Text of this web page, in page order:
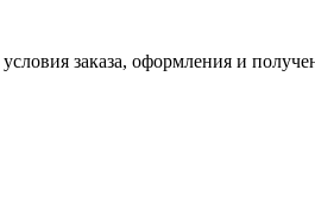
заказа, оформления и